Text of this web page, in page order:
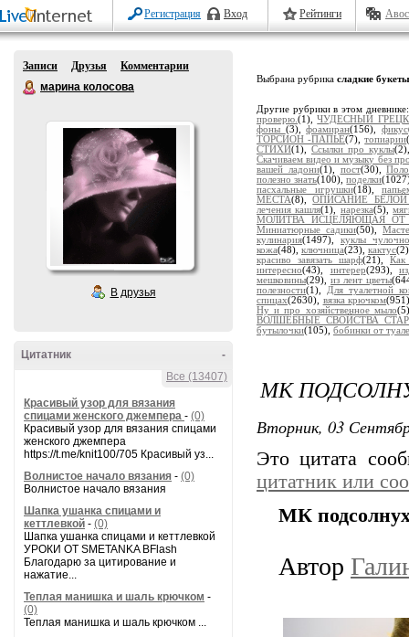
Регистрация Вход Рейтинги
Записи Друзья
Комментарии
марина колосова
В друзья
-
Цитатник
Все (13407)
Красивый узор для вязания
спицами женского джемпера - (0)
Красивый узор для вязания спицами
женского джемпера
https://t.me/knit100/705 Красивый уз...
Волнистое начало вязания - (0)
Волнистое начало вязания
Шапка ушанка спицами и
кеттлевкой - (0)
Шапка ушанка спицами и кеттлевкой
УРОКИ ОТ SMETANKA BFlash
Благодарю за цитирование и
нажатие...
Теплая манишка и шаль крючком -
(0)
Теплая манишка и шаль крючком ...
Выбрана рубрика сладкие букеты
Другие рубрики в этом
проверю. (1),ЧУДЕСНЫЙ
фоны (3),фоамиран(156),фикус
ТОРСИОН -ПАПЬЕ(7),топиарии
СТИХИ(1), Ссылки про куклы
Скачиваем видео и музыку без
вашей ладони(1), пост(30),
полезно знать(100),поделки
пасхальные игрушки(18),
МЕСТА(8),ОПИСАНИЕ
лечения кашля(1), нарезка(5),
МОЛИТВА ИСЦЕЛЯЮЩАЯ ОТ
Миниатюрные садики(50),
кулинария(1497), куклы
кожа(48), ключница(23), кактус
красиво завязать шарф(21), Как
интересно(43), интерер(293),
мешковины(29),из лент цветы
полезности(1), Для туалетной
спицах(2630), вязка крючком
Ну и про хозяйственное мыло
ВОЛШЕБНЫЕ СВОЙСТВА
бутылочки(105), бобинки от
МК
Вторник, 03
Это цитата
цитатник или
МК
Автор